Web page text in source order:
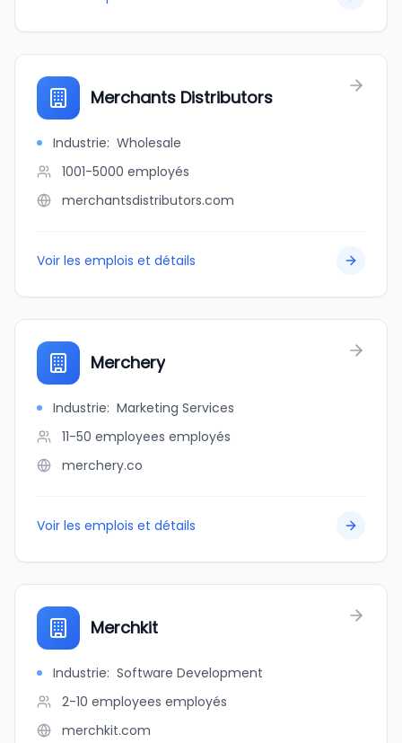
Merchants Distributors
Industrie: Wholesale
1001-5000 employés
merchantsdistributors.com
Voir les emplois et détails
Merchery
Industrie: Marketing Services
11-50 employees employés
merchery.co
Voir les emplois et détails
Merchkit
Industrie: Software Development
2-10 employees employés
merchkit.com